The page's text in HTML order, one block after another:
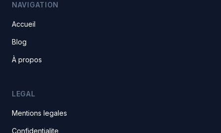
NAVIGATION
Accueil
Blog
À propos
LEGAL
Mentions legales
Confidentialite